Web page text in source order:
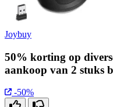
Joybuy
50% korting op
aankoop van 2 stuks
-50%